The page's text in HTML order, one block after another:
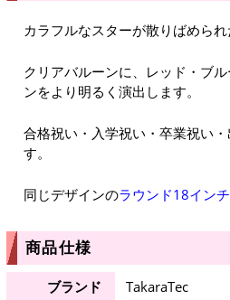
カラフルなスターが散りばめら
クリアバルーンに、レッド・ブ
ンをより明るく演出します。
合格祝い・入学祝い・卒業祝い
す。
同じデザインのラウンド18インチ
商品仕様
ブランド
TakaraTec